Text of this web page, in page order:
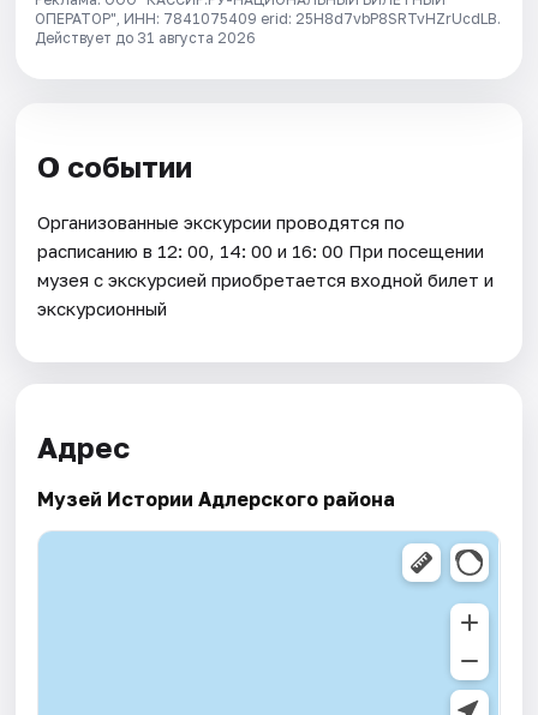
ОПЕРАТОР", ИНН: 7841075409 erid: 25H8d7vbP8SRTvHZrUcdLB.
Действует до 31 августа 2026
О событии
Организованные экскурсии проводятся по
расписанию в 12: 00, 14: 00 и 16: 00 При посещении
музея с экскурсией приобретается входной билет и
экскурсионный
Адрес
Музей Истории Адлерского района